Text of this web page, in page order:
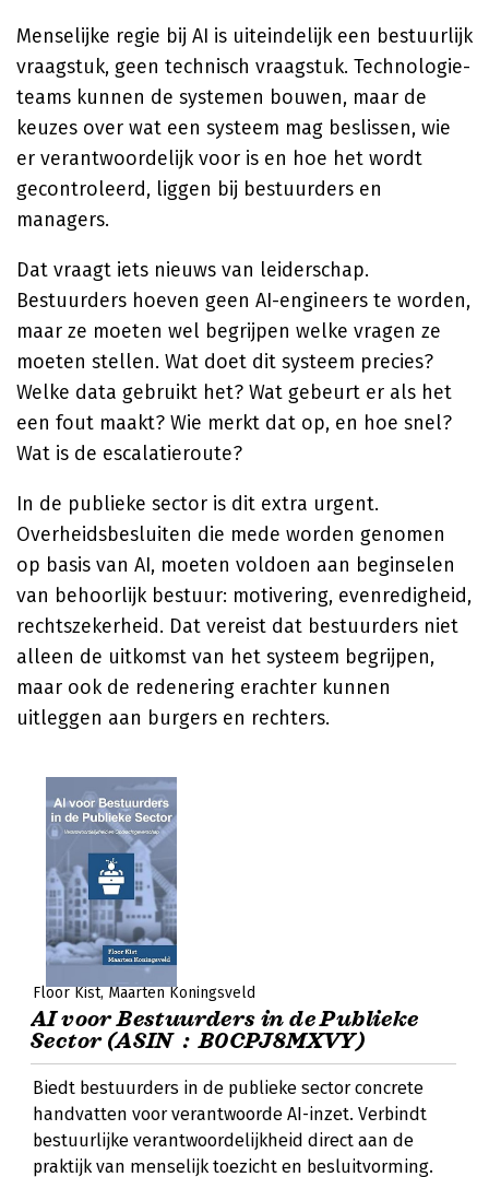
Menselijke regie bij AI is uiteindelijk een bestuurlijk
vraagstuk, geen technisch vraagstuk. Technologie-
teams kunnen de systemen bouwen, maar de
keuzes over wat een systeem mag beslissen, wie
er verantwoordelijk voor is en hoe het wordt
gecontroleerd, liggen bij bestuurders en
managers.
Dat vraagt iets nieuws van leiderschap.
Bestuurders hoeven geen AI-engineers te worden,
maar ze moeten wel begrijpen welke vragen ze
moeten stellen. Wat doet dit systeem precies?
Welke data gebruikt het? Wat gebeurt er als het
een fout maakt? Wie merkt dat op, en hoe snel?
Wat is de escalatieroute?
In de publieke sector is dit extra urgent.
Overheidsbesluiten die mede worden genomen
op basis van AI, moeten voldoen aan beginselen
van behoorlijk bestuur: motivering, evenredigheid,
rechtszekerheid. Dat vereist dat bestuurders niet
alleen de uitkomst van het systeem begrijpen,
maar ook de redenering erachter kunnen
uitleggen aan burgers en rechters.
Floor Kist Maarten Koningsveld
AI voor Bestuurders in de Publieke
Sector (ASIN ‏ : ‎ B0CPJ8MXVY)
Biedt bestuurders in de publieke sector concrete
handvatten voor verantwoorde AI-inzet. Verbindt
bestuurlijke verantwoordelijkheid direct aan de
praktijk van menselijk toezicht en besluitvorming.